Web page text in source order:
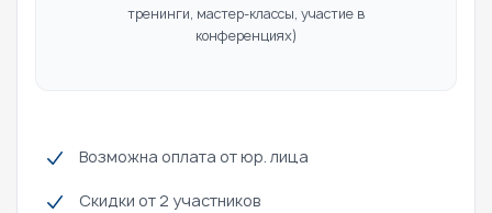
тренинги, мастер-классы, участие в
конференциях)
Возможна оплата от юр. лица
Скидки от 2 участников